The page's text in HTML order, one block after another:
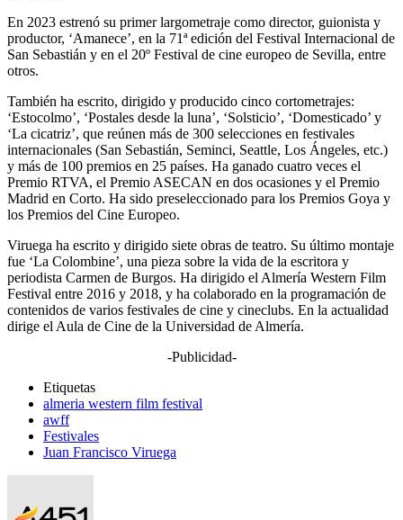
En 2023 estrenó su primer largometraje como director, guionista y
productor, ‘Amanece’, en la 71ª edición del Festival Internacional de
San Sebastián y en el 20º Festival de cine europeo de Sevilla, entre
otros.
También ha escrito, dirigido y producido cinco cortometrajes:
‘Estocolmo’, ‘Postales desde la luna’, ‘Solsticio’, ‘Domesticado’ y
‘La cicatriz’, que reúnen más de 300 selecciones en festivales
internacionales (San Sebastián, Seminci, Seattle, Los Ángeles, etc.)
y más de 100 premios en 25 países. Ha ganado cuatro veces el
Premio RTVA, el Premio ASECAN en dos ocasiones y el Premio
Madrid en Corto. Ha sido preseleccionado para los Premios Goya y
los Premios del Cine Europeo.
Viruega ha escrito y dirigido siete obras de teatro. Su último montaje
fue ‘La Colombine’, una pieza sobre la vida de la escritora y
periodista Carmen de Burgos. Ha dirigido el Almería Western Film
Festival entre 2016 y 2018, y ha colaborado en la programación de
contenidos de varios festivales de cine y cineclubs. En la actualidad
dirige el Aula de Cine de la Universidad de Almería.
-Publicidad-
Etiquetas
almeria western film festival
awff
Festivales
Juan Francisco Viruega